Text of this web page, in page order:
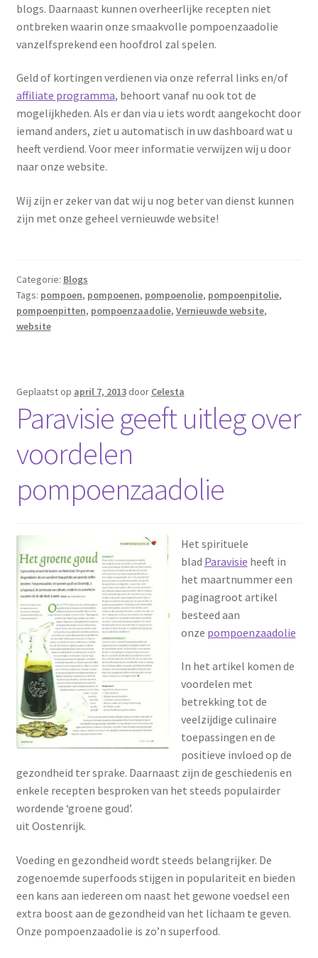
Affiliate inlog
Affiliate inlog
Affiliate inlog
Geld verdienen met Pompoenzaadolie
Registreren
Terms and Conditions
blogs. Daarnaast kunnen overheerlijke recepten niet
ontbreken waarin onze smaakvolle pompoenzaadolie
vanzelfsprekend een hoofdrol zal spelen.
Geld of kortingen verdienen via onze referral links en/of
affiliate programma, behoort vanaf nu ook tot de
mogelijkheden. Als er dan via u iets wordt aangekocht door
iemand anders, ziet u automatisch in uw dashboard wat u
heeft verdiend. Voor meer informatie verwijzen wij u door
naar onze website.
Wij zijn er zeker van dat wij u nog beter van dienst kunnen
zijn met onze geheel vernieuwde website!
Categorie: Blogs
Tags: pompoen, pompoenen, pompoenolie, pompoenpitolie,
pompoenpitten, pompoenzaadolie, Vernieuwde website,
website
Geplaatst op april 7, 2013 door Celesta
Paravisie geeft uitleg over
voordelen
pompoenzaadolie
Het spirituele
blad Paravisie heeft in
het maartnummer een
paginagroot artikel
besteed aan
onze pompoenzaadolie
In het artikel komen de
voordelen met
betrekking tot de
veelzijdige culinaire
toepassingen en de
positieve invloed op de
gezondheid ter sprake. Daarnaast zijn de geschiedenis en
enkele recepten besproken van het steeds populairder
wordende ‘groene goud’.
uit Oostenrijk.
Voeding en gezondheid wordt steeds belangrijker. De
zogenoemde superfoods stijgen in populariteit en bieden
een kans aan iedereen om naast het gewone voedsel een
extra boost aan de gezondheid van het lichaam te geven.
Onze pompoenzaadolie is zo’n superfood.